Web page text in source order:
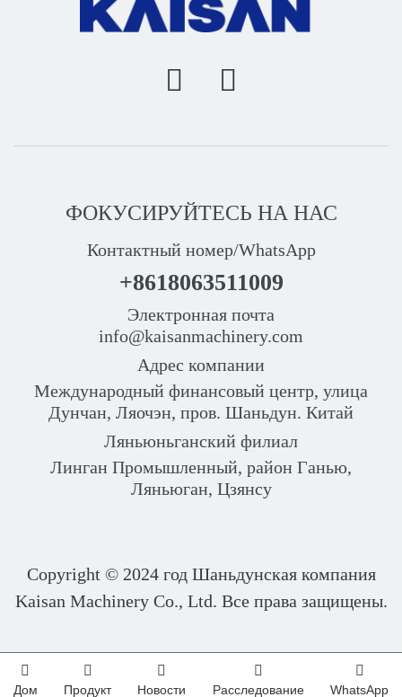
ФОКУСИРУЙТЕСЬ НА НАС
Контактный номер/WhatsApp
+8618063511009
Электронная почта
info@kaisanmachinery.com
Адрес компании
Международный финансовый центр, улица
Дунчан, Ляочэн, пров. Шаньдун. Китай
Ляньюньганский филиал
Линган Промышленный, район Ганью,
Ляньюган, Цзянсу
Copyright © 2024 год Шаньдунская компания
Kaisan Machinery Co., Ltd. Все права защищены.
Дом Продукт Новости Расследование WhatsApp